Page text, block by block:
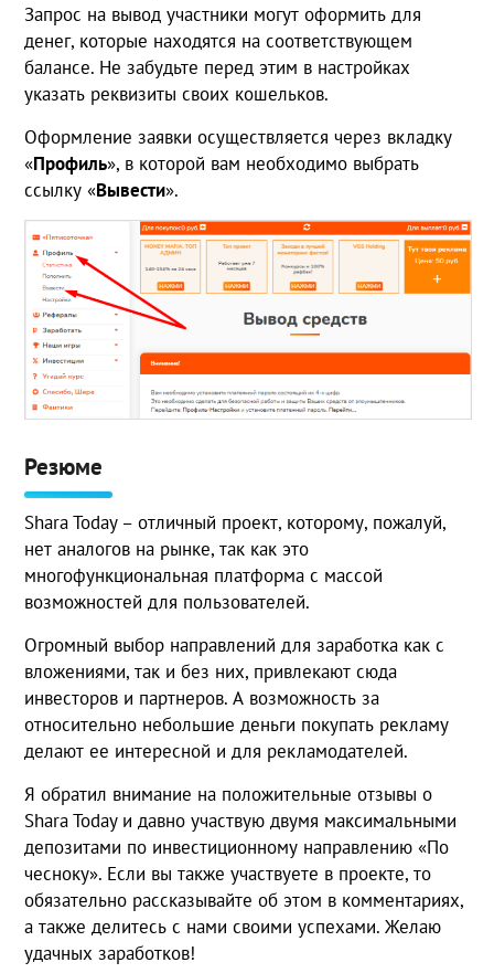
Запрос на вывод участники могут оформить для
денег, которые находятся на соответствующем
балансе. Не забудьте перед этим в настройках
указать реквизиты своих кошельков.
Оформление заявки осуществляется через вкладку
«Профиль», в которой вам необходимо выбрать
ссылку «Вывести».
Резюме
Shara Today – отличный проект, которому, пожалуй,
нет аналогов на рынке, так как это
многофункциональная платформа с массой
возможностей для пользователей.
Огромный выбор направлений для заработка как с
вложениями, так и без них, привлекают сюда
инвесторов и партнеров. А возможность за
относительно небольшие деньги покупать рекламу
делают ее интересной и для рекламодателей.
Я обратил внимание на положительные отзывы о
Shara Today и давно участвую двумя максимальными
депозитами по инвестиционному направлению «По
чесноку». Если вы также участвуете в проекте, то
обязательно рассказывайте об этом в комментариях,
а также делитесь с нами своими успехами. Желаю
удачных заработков!